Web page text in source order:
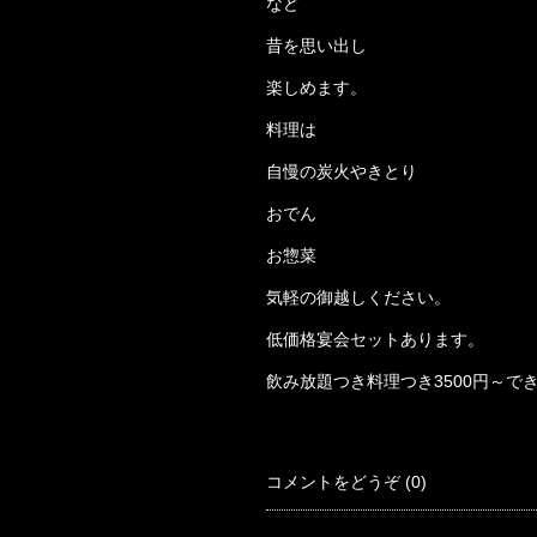
昔を思い出し
楽しめます。
料理は
自慢の炭火やきとり
おでん
お惣菜
気軽の御越しください。
低価格宴会セットあります。
飲み放題つき料理つき3500円～で
コメントをどうぞ (0)